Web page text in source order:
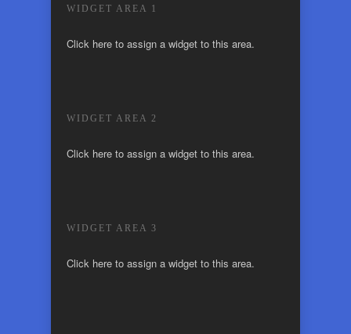
WIDGET AREA 1
Click here to assign a widget to this area.
WIDGET AREA 2
Click here to assign a widget to this area.
WIDGET AREA 3
Click here to assign a widget to this area.